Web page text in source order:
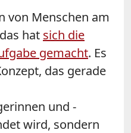
von Menschen am
hat sich die
gemacht. Es
das gerade
und -
wird, sondern